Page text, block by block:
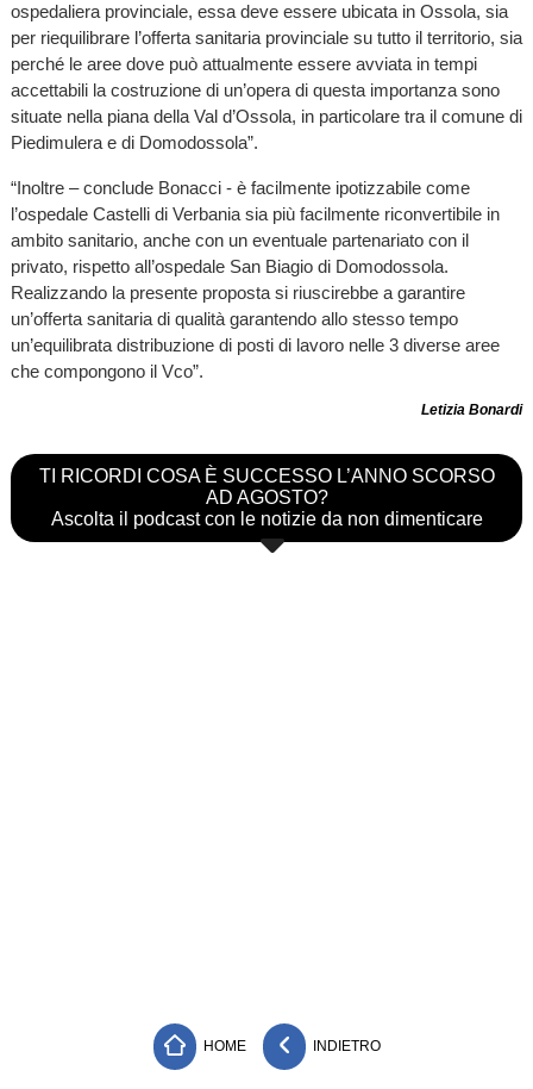
ospedaliera provinciale, essa deve essere ubicata in Ossola, sia
per riequilibrare l’offerta sanitaria provinciale su tutto il territorio, sia
perché le aree dove può attualmente essere avviata in tempi
accettabili la costruzione di un’opera di questa importanza sono
situate nella piana della Val d’Ossola, in particolare tra il comune di
Piedimulera e di Domodossola”.
“Inoltre – conclude Bonacci - è facilmente ipotizzabile come
l’ospedale Castelli di Verbania sia più facilmente riconvertibile in
ambito sanitario, anche con un eventuale partenariato con il
privato, rispetto all’ospedale San Biagio di Domodossola.
Realizzando la presente proposta si riuscirebbe a garantire
un’offerta sanitaria di qualità garantendo allo stesso tempo
un’equilibrata distribuzione di posti di lavoro nelle 3 diverse aree
che compongono il Vco”.
Letizia Bonardi
TI RICORDI COSA È SUCCESSO L’ANNO SCORSO
AD AGOSTO?
Ascolta il podcast con le notizie da non dimenticare
HOME INDIETRO